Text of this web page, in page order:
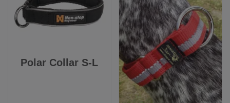
Polar Collar S-L